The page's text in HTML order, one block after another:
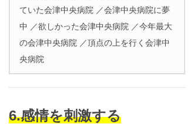
ていた会津中央病院 ／会津中央病院に夢
中 ／欲しかった会津中央病院 ／今年最大
の会津中央病院 ／頂点の上を行く会津中
央病院
6.感情を刺激する